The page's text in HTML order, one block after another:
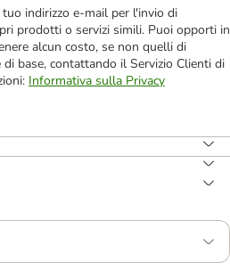
indirizzo e-mail per l'invio di
prodotti o servizi simili. Puoi opporti in
alcun costo, se non quelli di
base, contattando il Servizio Clienti di
Informativa sulla Privacy